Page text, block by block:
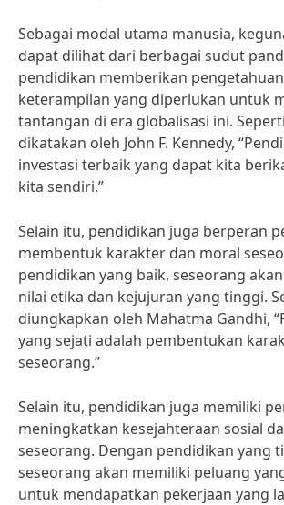
Sebagai modal utama manusia,
dapat dilihat dari berbagai sudut
pendidikan memberikan
keterampilan yang diperlukan untuk
tantangan di era globalisasi ini.
dikatakan oleh John F. Kennedy,
investasi terbaik yang dapat kita
kita sendiri.”
Selain itu, pendidikan juga berperan
membentuk karakter dan moral
pendidikan yang baik, seseorang
nilai etika dan kejujuran yang tinggi.
diungkapkan oleh Mahatma Gandhi,
yang sejati adalah pembentukan
seseorang.”
Selain itu, pendidikan juga memiliki
meningkatkan kesejahteraan sosial
seseorang. Dengan pendidikan yang
seseorang akan memiliki peluang
untuk mendapatkan pekerjaan yang